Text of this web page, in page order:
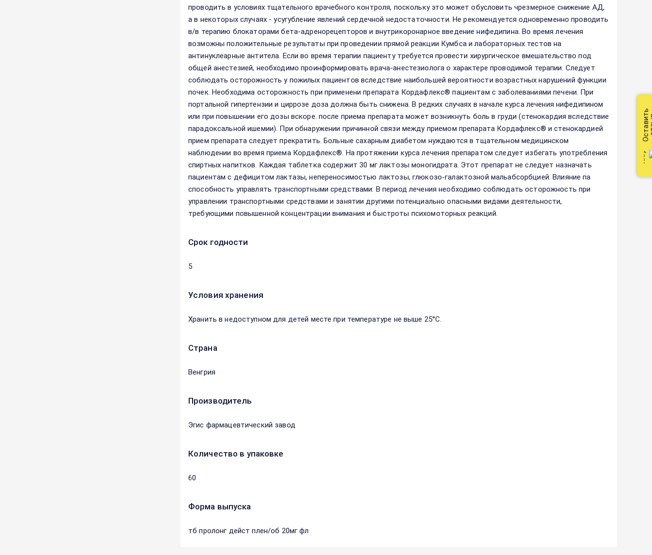
проводить в условиях тщательного врачебного контроля, поскольку это может обусловить чрезмерное снижение АД,
а в некоторых случаях - усугубление явлений сердечной недостаточности. Не рекомендуется одновременно проводить
в/в терапию блокаторами бета-адренорецепторов и внутрикоронарное введение нифедипина. Во время лечения
возможны положительные результаты при проведении прямой реакции Кумбса и лабораторных тестов на
антинуклеарные антитела. Если во время терапии пациенту требуется провести хирургическое вмешательство под
общей анестезией, необходимо проинформировать врача-анестезиолога о характере проводимой терапии. Следует
соблюдать осторожность у пожилых пациентов вследствие наибольшей вероятности возрастных нарушений функции
почек. Необходима осторожность при применени препарата Кордафлекс® пациентам с заболеваниями печени. При
портальной гипертензии и циррозе доза должна быть снижена. В редких случаях в начале курса лечения нифедипином
или при повышении его дозы вскоре. после приема препарата может возникнуть боль в груди (стенокардия вследствие
парадоксальной ишемии). При обнаружении причинной связи между приемом препарата Кордафлекс® и стенокардией
прием препарата следует прекратить. Больные сахарным диабетом нуждаются в тщательном медицинском
наблюдении во время приема Кордафлекс®. На протяжении курса лечения препаратом следует избегать употребления
спиртных напитков. Каждая таблетка содержит 30 мг лактозы моногидрата. Этот препарат не следует назначать
пациентам с дефицитом лактазы, непереносимостью лактозы, глюкозо-галактозной мальабсорбцией. Влияние па
способность управлять транспортными средствами: В период лечения необходимо соблюдать осторожность при
управлении транспортными средствами и занятии другими потенциально опасными видами деятельности,
требующими повышенной концентрации внимания и быстроты психомоторных реакций.
Срок годности
5
Условия хранения
Хранить в недоступном для детей месте при температуре не выше 25°С.
Страна
Венгрия
Производитель
Эгис фармацевтический завод
Количество в упаковке
60
Форма выпуска
тб пролонг дейст плен/об 20мг фл
Оставить